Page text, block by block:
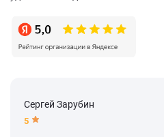
Сергей Зарубин
5